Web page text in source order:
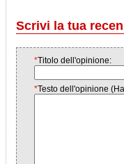
Scrivi la tua
*Titolo dell'opinione:
*Testo dell'opinione